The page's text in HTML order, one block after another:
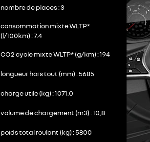
nombre de places 3
consommation mixte WLTP*
(l/100km) 7.4
CO2 cycle mixte WLTP* (g/km) 194
longueur hors tout (mm) 5685
charge utile (kg) 1071.0
volume de chargement (m3) 10,8
poids total roulant (kg) 5800